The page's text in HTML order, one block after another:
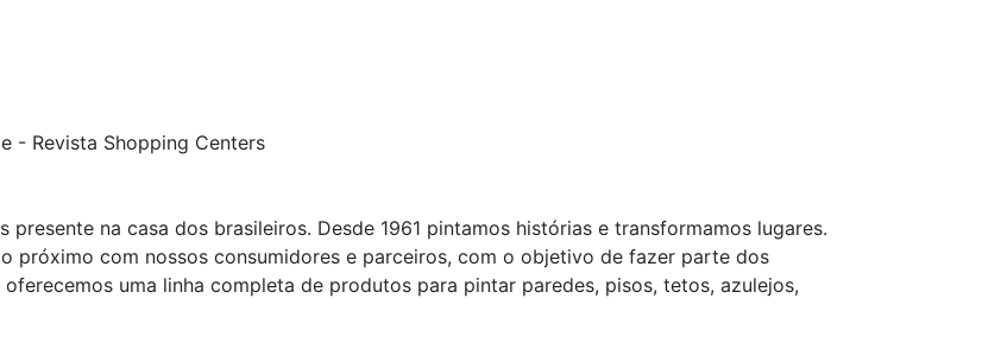
presente na casa dos brasileiros. Desde 1961 pintamos histórias e transformamos lugares.
próximo com nossos consumidores e parceiros, com o objetivo de fazer parte dos
uma linha completa de produtos para pintar paredes, pisos, tetos, azulejos,